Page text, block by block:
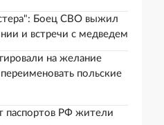
Боец СВО выжил
и встречи с медведем
на желание
польские
паспортов РФ жители